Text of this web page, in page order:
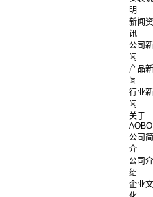
明
新闻资
讯
公司新
闻
产品新
闻
行业新
闻
关于
AOBO
公司简
介
公司介
绍
企业文